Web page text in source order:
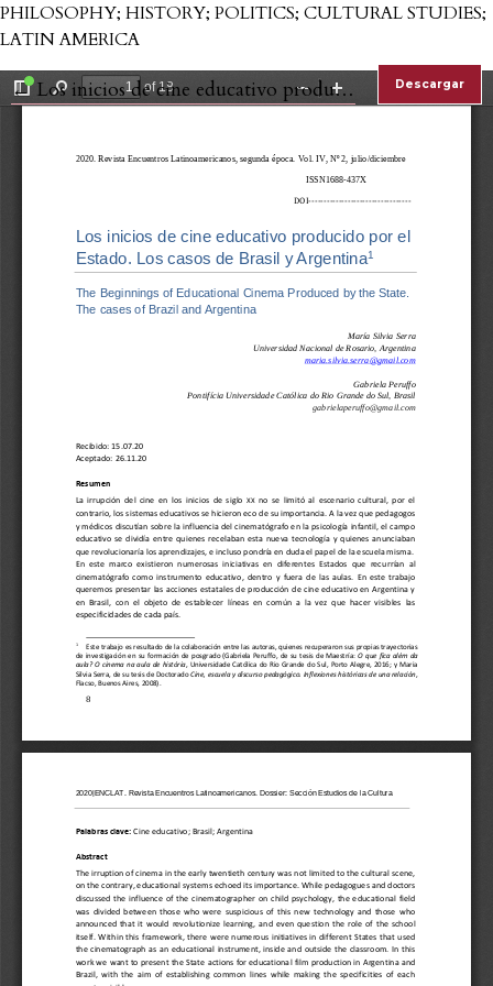
PHILOSOPHY; HISTORY; POLITICS; CULTURAL STUDIES;
LATIN AMERICA
←Volver a los detalles del artículo
Los inicios de cine educativo producido por el Estado. Los casos de Brasil y Argentina Descargar